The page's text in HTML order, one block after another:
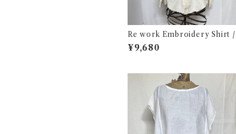
Re work Embroidery Shirt /
リワーク ハンド刺繍入り シャツ
古着
¥9,680